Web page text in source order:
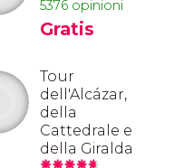
5376 opinioni
Gratis
Tour
dell'Alcázar,
della
Cattedrale e
della Giralda